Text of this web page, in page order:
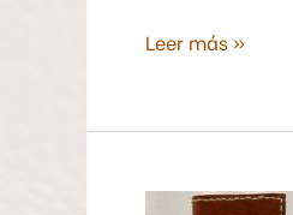
Leer más »
Cartera